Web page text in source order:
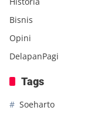
Bisnis
Opini
DelapanPagi
Tags
Soeharto